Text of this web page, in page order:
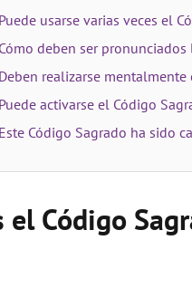
usarse varias veces el
deben ser
realizarse mentalmente
activarse el Código
Código Sagrado ha sido
el Código